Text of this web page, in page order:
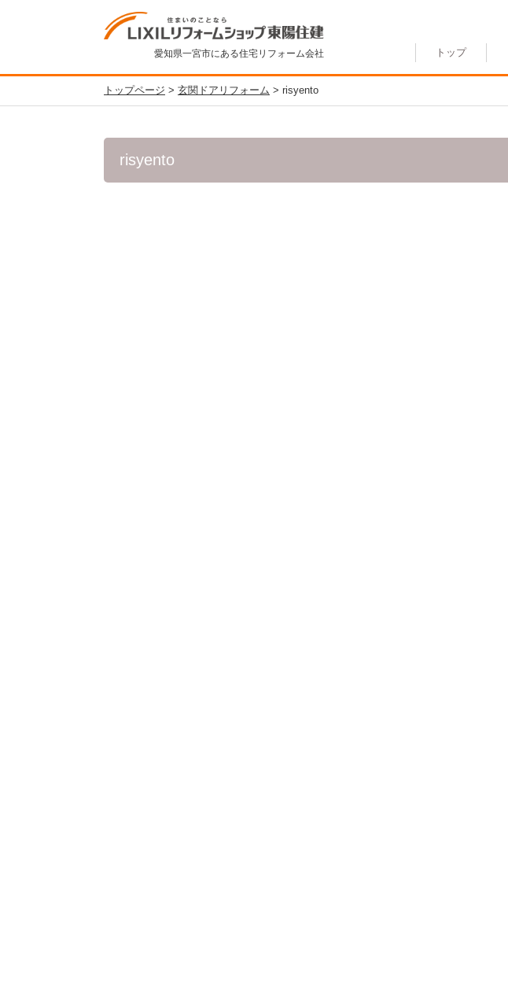
愛知県一宮市にある住宅リフォーム会社 トップ
トップページ > 玄関ドアリフォーム > risyento
risyento